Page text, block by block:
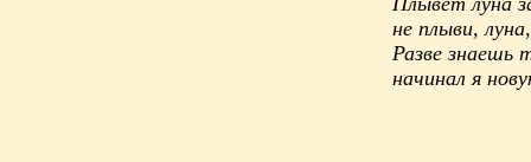
не плыви,
Разве знаешь
начинал я